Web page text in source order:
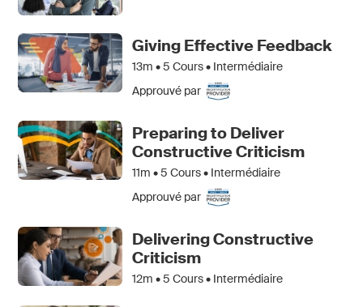
Giving Effective Feedback
13m •5 Cours • Intermédiaire
Approuvé par
Preparing to Deliver
Constructive Criticism
11m •5 Cours • Intermédiaire
Approuvé par
Delivering Constructive
Criticism
12m •5 Cours • Intermédiaire